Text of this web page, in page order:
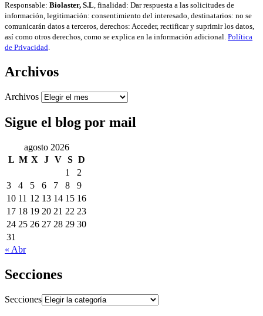
Responsable: Biolaster, S.L, finalidad: Dar respuesta a las solicitudes de
información, legitimación: consentimiento del interesado, destinatarios: no se
comunicarán datos a terceros, derechos: Acceder, rectificar y suprimir los datos,
así como otros derechos, como se explica en la información adicional. Política
de Privacidad.
Archivos
Archivos
Sigue el blog por mail
agosto 2026
L M X J V S D
1
2
3
4 5 6 7 8
9
10 11 12 13 14 15 16
17 18 19 20 21 22 23
24 25 26 27 28 29 30
31
« Abr
Secciones
Secciones